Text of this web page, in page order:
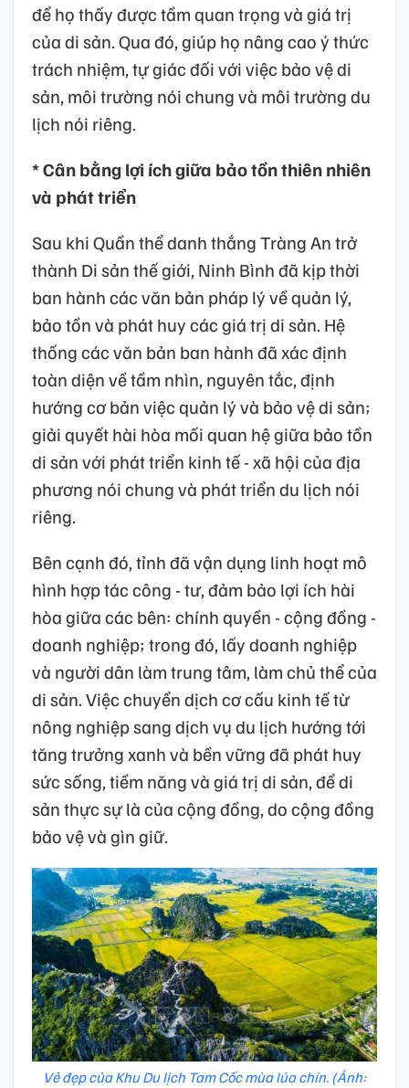
để họ thấy được tầm quan trọng và giá trị
của di sản. Qua đó, giúp họ nâng cao ý thức
trách nhiệm, tự giác đối với việc bảo vệ di
sản, môi trường nói chung và môi trường du
lịch nói riêng.
* Cân bằng lợi ích giữa bảo tồn thiên nhiên
và phát triển
Sau khi Quần thể danh thắng Tràng An trở
thành Di sản thế giới, Ninh Bình đã kịp thời
ban hành các văn bản pháp lý về quản lý,
bảo tồn và phát huy các giá trị di sản. Hệ
thống các văn bản ban hành đã xác định
toàn diện về tầm nhìn, nguyên tắc, định
hướng cơ bản việc quản lý và bảo vệ di sản;
giải quyết hài hòa mối quan hệ giữa bảo tồn
di sản với phát triển kinh tế - xã hội của địa
phương nói chung và phát triển du lịch nói
riêng.
Bên cạnh đó, tỉnh đã vận dụng linh hoạt mô
hình hợp tác công - tư, đảm bảo lợi ích hài
hòa giữa các bên: chính quyền - cộng đồng -
doanh nghiệp; trong đó, lấy doanh nghiệp
và người dân làm trung tâm, làm chủ thể của
di sản. Việc chuyển dịch cơ cấu kinh tế từ
nông nghiệp sang dịch vụ du lịch hướng tới
tăng trưởng xanh và bền vững đã phát huy
sức sống, tiềm năng và giá trị di sản, để di
sản thực sự là của cộng đồng, do cộng đồng
bảo vệ và gìn giữ.
Vẻ đẹp của Khu Du lịch Tam Cốc mùa lúa chín. (Ảnh: